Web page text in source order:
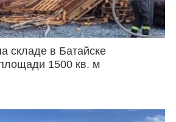
складе в Батайске
1500 кв. м